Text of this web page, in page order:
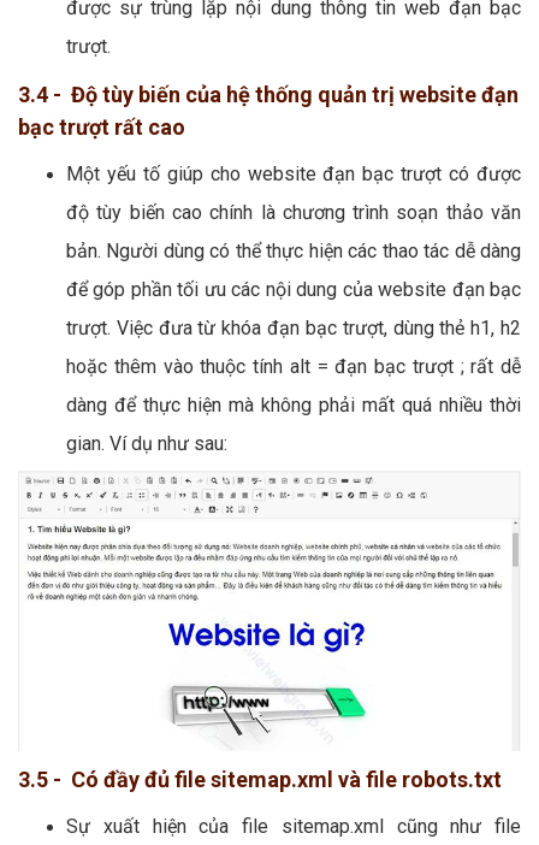
được sự trùng lặp nội dung thông tin web đạn bạc
trượt.
3.4 - Độ tùy biến của hệ thống quản trị website đạn
bạc trượt rất cao
Một yếu tố giúp cho website đạn bạc trượt có được
độ tùy biến cao chính là chương trình soạn thảo văn
bản. Người dùng có thể thực hiện các thao tác dễ dàng
để góp phần tối ưu các nội dung của website đạn bạc
trượt. Việc đưa từ khóa đạn bạc trượt, dùng thẻ h1, h2
hoặc thêm vào thuộc tính alt = đạn bạc trượt ; rất dễ
dàng để thực hiện mà không phải mất quá nhiều thời
gian. Ví dụ như sau:
3.5 - Có đầy đủ file sitemap.xml và file robots.txt
Sự xuất hiện của file sitemap.xml cũng như file